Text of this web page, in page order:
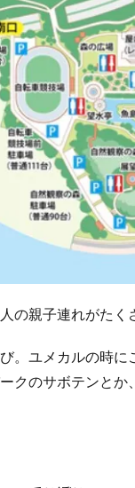
の親子連れがたく
。ユメカルの時に
クのサボテンと